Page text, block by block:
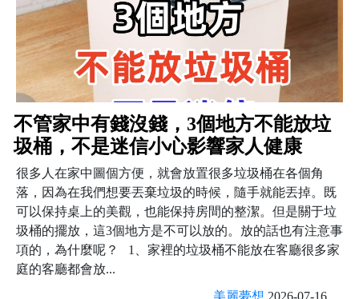
不管家中有錢沒錢，3個地方不能放垃
圾桶，不是迷信小心影響家人健康
很多人在家中圖個方便，就會放置很多垃圾桶在各個角
落，因為在我們想要丟棄垃圾的時候，隨手就能丟掉。既
可以保持桌上的美觀，也能保持房間的整潔。但是關于垃
圾桶的擺放，這3個地方是不可以放的。放的話也有注意事
項的，為什麼呢？ 1、家裡的垃圾桶不能放在客廳很多家
庭的客廳都會放...
美麗夢想 2026-07-16